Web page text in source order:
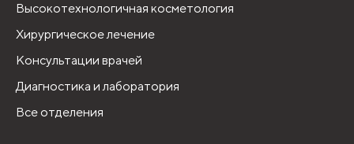
Высокотехнологичная косметология
Хирургическое лечение
Консультации врачей
Диагностика и лаборатория
Все отделения